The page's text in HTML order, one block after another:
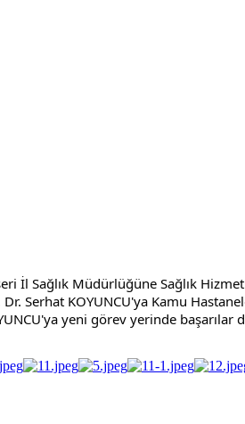
İl Sağlık Müdürlüğüne Sağlık
Serhat KOYUNCU'ya Kamu
yeni görev yerinde başarılar